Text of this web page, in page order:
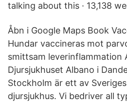
talking about this · 13,138
Åbn i Google Maps Book
Hundar vaccineras mot
smittsam leverinflammation
Djursjukhuset Albano i
Stockholm är ett av
djursjukhus. Vi bedriver all